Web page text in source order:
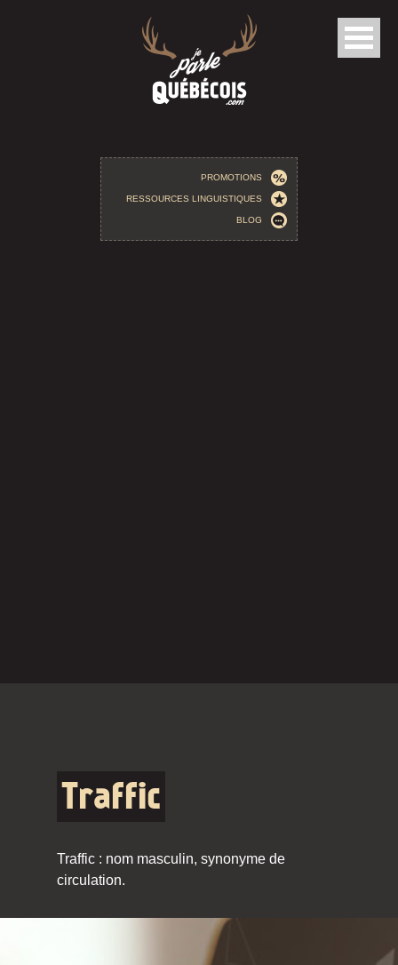
PROMOTIONS
RESSOURCES LINGUISTIQUES
BLOG
Traffic
Traffic : nom masculin, synonyme de
circulation.